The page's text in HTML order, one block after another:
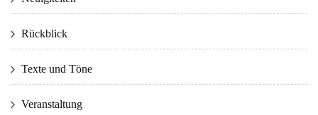
Rückblick
Texte und Töne
Veranstaltung